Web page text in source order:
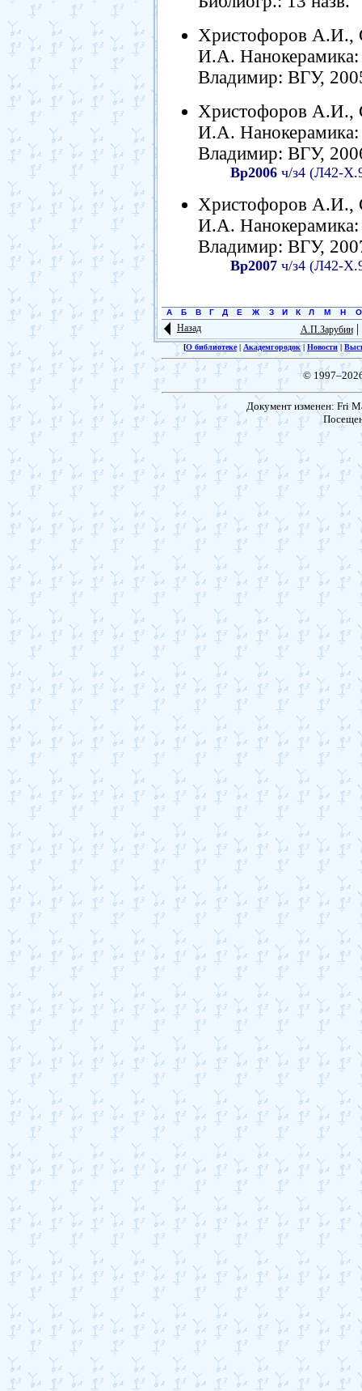
Христофоров А.И.,
И.А. Нанокерамика:
Владимир: ВГУ,
Христофоров А.И.,
И.А.
Владимир: ВГУ,
Вр2006 ч/з4 (Л42-
Христофоров А.И.,
И.А.
Владимир: ВГУ,
Вр2007 ч/з4 (Л42-
А Б В Г Д Е Ж З И К Л М Н О
Назад А.П.Зарубин|
[О библиотеке| Академгородок| Новости|
©
Документ изменен: Fri